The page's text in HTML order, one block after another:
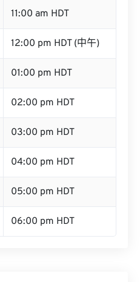
11:00 am HDT
12:00 pm HDT (中午)
01:00 pm HDT
02:00 pm HDT
03:00 pm HDT
04:00 pm HDT
05:00 pm HDT
06:00 pm HDT